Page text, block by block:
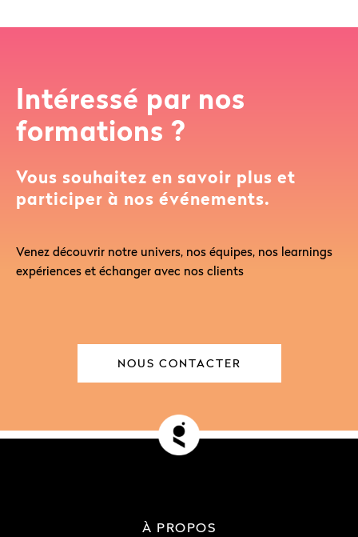
Intéressé par nos
formations ?
Vous souhaitez en savoir plus et
participer à nos événements.
Venez découvrir notre univers, nos équipes, nos learnings
expériences et échanger avec nos clients
NOUS CONTACTER
À PROPOS